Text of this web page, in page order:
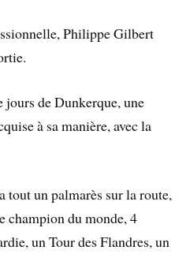
Philippe Gilbert
de Dunkerque, une
à sa manière, avec la
un palmarès sur la route,
champion du monde, 4
un Tour des Flandres, un